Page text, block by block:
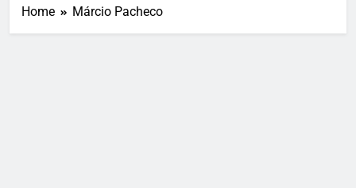
Home Márcio Pacheco